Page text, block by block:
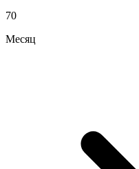
70
Месяц